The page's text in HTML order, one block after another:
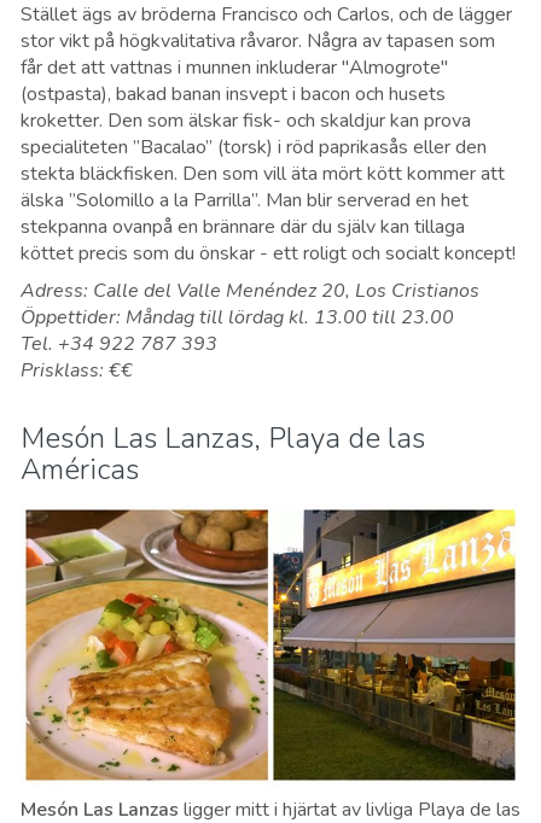
Stället ägs av bröderna Francisco och Carlos, och de lägger
stor vikt på högkvalitativa råvaror. Några av tapasen som
får det att vattnas i munnen inkluderar "Almogrote"
(ostpasta), bakad banan insvept i bacon och husets
kroketter. Den som älskar fisk- och skaldjur kan prova
specialiteten ”Bacalao” (torsk) i röd paprikasås eller den
stekta bläckfisken. Den som vill äta mört kött kommer att
älska ”Solomillo a la Parrilla”. Man blir serverad en het
stekpanna ovanpå en brännare där du själv kan tillaga
köttet precis som du önskar - ett roligt och socialt koncept!
Adress: Calle del Valle Menéndez 20, Los Cristianos
Öppettider: Måndag till lördag kl. 13.00 till 23.00
Tel. +34 922 787 393
Prisklass: €€
Mesón Las Lanzas, Playa de las
Américas
Mesón Las Lanzas ligger mitt i hjärtat av livliga Playa de las